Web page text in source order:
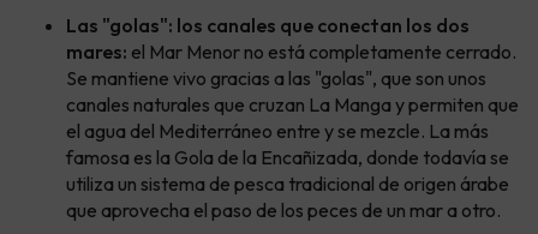
Las "golas": los canales que conectan los dos
mares: el Mar Menor no está completamente cerrado.
Se mantiene vivo gracias a las "golas", que son unos
canales naturales que cruzan La Manga y permiten que
el agua del Mediterráneo entre y se mezcle. La más
famosa es la Gola de la Encañizada, donde todavía se
utiliza un sistema de pesca tradicional de origen árabe
que aprovecha el paso de los peces de un mar a otro.